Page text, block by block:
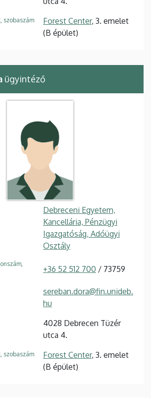
szobaszám Forest Center, 3. emelet
(B épület)
ügyintéző
Debreceni Egyetem,
Kancellária, Pénzügyi
Igazgatóság, Adóügyi
Osztály
+36 52 512 700 / 73759
sereban.dora@fin.unideb.
hu
4028 Debrecen Tüzér
utca 4.
szobaszám Forest Center, 3. emelet
(B épület)